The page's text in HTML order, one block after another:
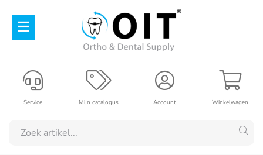
Winkelwagen
Account
Mijn catalogus
Service